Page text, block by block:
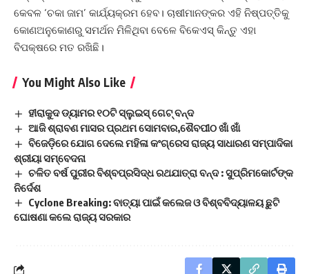
କେବଳ ‘ଚକା ଜାମ’ କାର୍ଯ୍ୟକ୍ରମ ହେବ। ଚାଷୀମାନଙ୍କର ଏହି ନିଷ୍ପତ୍ତିକୁ
କୋଣଅନୁକୋଣରୁ ସମର୍ଥନ ମିଳିଥିବା ବେଳେ ବିକେଏସ୍ କିନ୍ତୁ ଏହା
ବିପକ୍ଷରେ ମତ ରଖିଛି।
You Might Also Like
ହୀରାକୁଦ ଡ୍ୟାମର ୧୦ଟି ସ୍ଲୁଇସ୍ ଗେଟ୍ ବନ୍ଦ
ଆଜି ‌ଶ୍ରାବଣ ମାସର ପ୍ରଥମ ସୋମବାର,ଶୈବପୀଠ ଖାଁ ଖାଁ
ବିଜେଡ଼ିରେ ଯୋଗ ଦେଲେ ମହିଳା କଂଗ୍ରେସ ରାଜ୍ୟ ସାଧାରଣ ସମ୍ପାଦିକା
ଶ୍ରୀୟା ସମ୍ବେଦନା
ଚଳିତ ବର୍ଷ ପୁରୀର ବିଶ୍ବପ୍ରସିଦ୍ଧ ରଥଯାତ୍ରା ବନ୍ଦ : ସୁପ୍ରିମକୋର୍ଟଙ୍କ
ନିର୍ଦେଶ
Cyclone Breaking: ବାତ୍ୟା ପାଇଁ କଲେଜ ଓ ବିଶ୍ବବିଦ୍ୟାଳୟ ଛୁଟି
ଘୋଷଣା କଲେ ରାଜ୍ୟ ସରକାର